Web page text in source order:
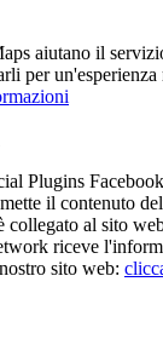
aiutano il
per
Plugins
il contenuto
collegato al sito
riceve
sito web: